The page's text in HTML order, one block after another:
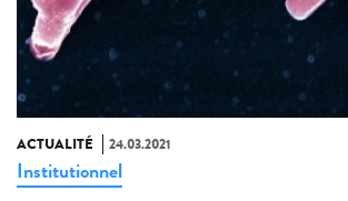
ACTUALITÉ 24.03.2021
Institutionnel